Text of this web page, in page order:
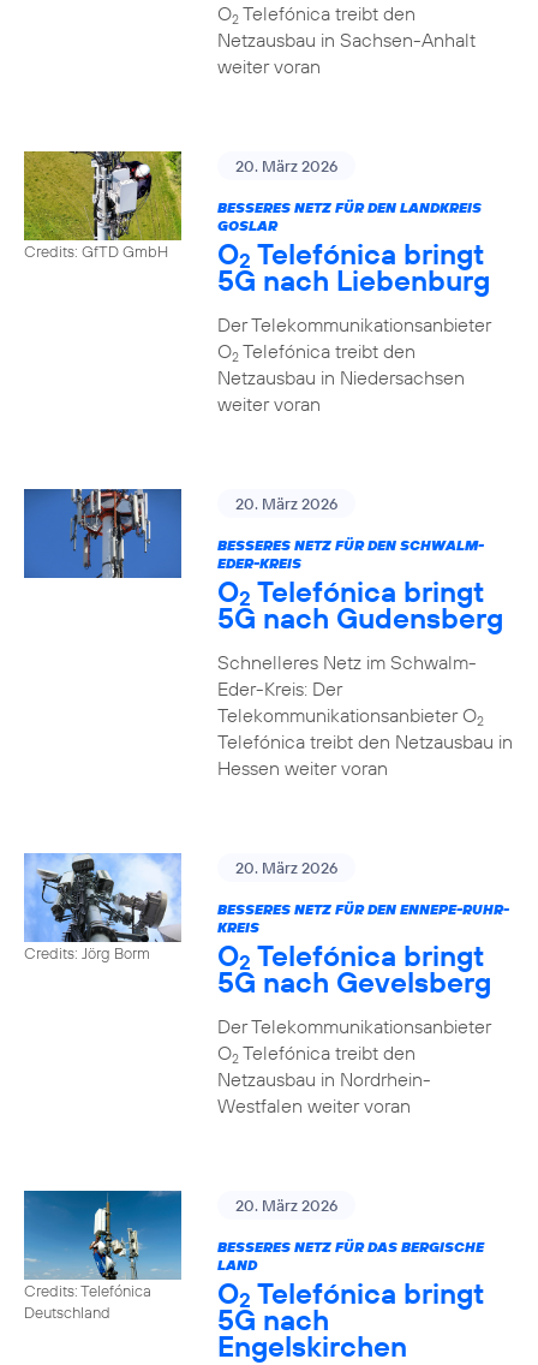
O2Telefónica treibt den
Netzausbau in Sachsen-Anhalt
weiter voran
Credits: GfTD GmbH
20. März 2026
BESSERES NETZ FÜR DEN LANDKREIS
GOSLAR
O2 Telefónica bringt
5G nach Liebenburg
Der Telekommunikationsanbieter
O2Telefónica treibt den
Netzausbau in Niedersachsen
weiter voran
20. März 2026
BESSERES NETZ FÜR DEN SCHWALM-
EDER-KREIS
O2 Telefónica bringt
5G nach Gudensberg
Schnelleres Netz im Schwalm-
Eder-Kreis: Der
Telekommunikationsanbieter O2
Telefónica treibt den Netzausbau in
Hessen weiter voran
Credits: Jörg Borm
20. März 2026
BESSERES NETZ FÜR DEN ENNEPE-RUHR-
KREIS
O2 Telefónica bringt
5G nach Gevelsberg
Der Telekommunikationsanbieter
O2Telefónica treibt den
Netzausbau in Nordrhein-
Westfalen weiter voran
Credits: Telefónica
Deutschland
20. März 2026
BESSERES NETZ FÜR DAS BERGISCHE
LAND
O2 Telefónica bringt
5G nach
Engelskirchen